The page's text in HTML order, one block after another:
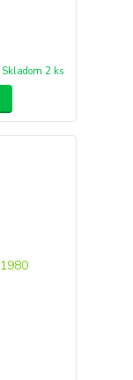
Skladom 2 ks